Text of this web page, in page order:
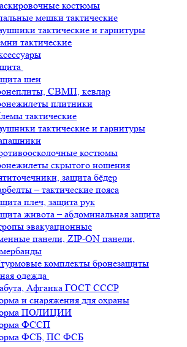
костюмы
мешки тактические
тактические и гарнитуры
тактические
шеи
СВМП, кевлар
плитники
тактические
тактические и гарнитуры
костюмы
скрытого ношения
защита бёдер
– тактические пояса
плеч, защита рук
живота – абдоминальная защита
эвакуационные
панели, ZIP-ON панели,
комплекты бронезащиты
одежда
Афганка ГОСТ СССР
и снаряжения для охраны
ПОЛИЦИИ
ФССП
ФСБ, ПС ФСБ